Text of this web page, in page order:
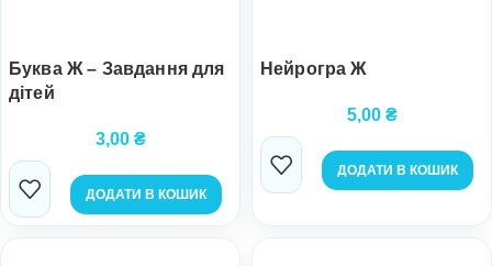
Буква Ж – Завдання для
дітей
3,00 ₴
ДОДАТИ В КОШИК
Нейрогра Ж
5,00 ₴
ДОДАТИ В КОШИК